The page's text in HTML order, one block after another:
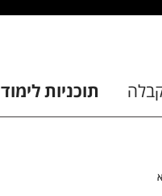
תוכניות לימוד